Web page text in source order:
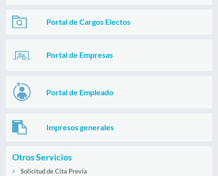
Portal de Cargos Electos
Portal de Empresas
Portal de Empleado
Impresos generales
Otros Servicios
Solicitud de Cita Previa